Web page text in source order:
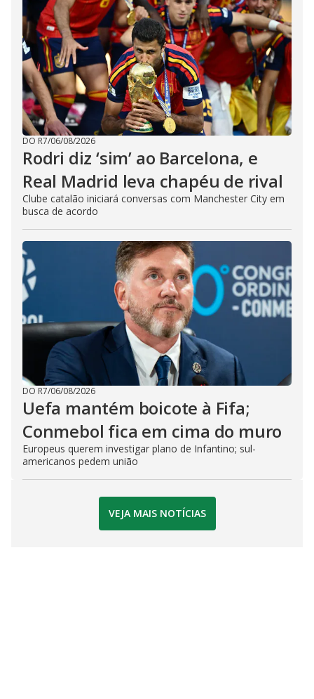
DO R7/06/08/2026
Rodri diz ‘sim’ ao Barcelona, e
Real Madrid leva chapéu de rival
Clube catalão iniciará conversas com Manchester City em
busca de acordo
DO R7/06/08/2026
Uefa mantém boicote à Fifa;
Conmebol fica em cima do muro
Europeus querem investigar plano de Infantino; sul-
americanos pedem união
VEJA MAIS NOTÍCIAS